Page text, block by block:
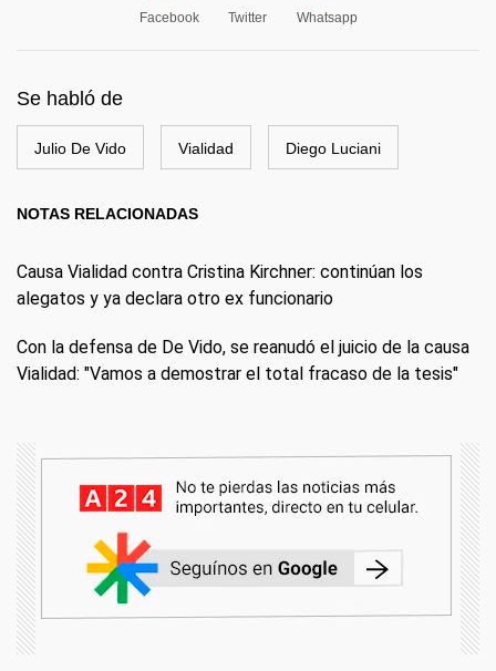
Facebook Twitter Whatsapp
Se habló de
Julio De Vido Vialidad Diego Luciani
NOTAS RELACIONADAS
Causa Vialidad contra Cristina Kirchner: continúan los
alegatos y ya declara otro ex funcionario
Con la defensa de De Vido, se reanudó el juicio de la causa
Vialidad: "Vamos a demostrar el total fracaso de la tesis"